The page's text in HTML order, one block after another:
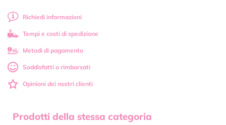
Richiedi informazioni
Tempi e costi di spedizione
Metodi di pagamento
Soddisfatti o rimborsati
Opinioni dei nostri clienti
Prodotti della stessa categoria